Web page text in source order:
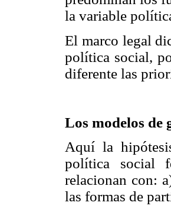
la variable
El marco legal
política social,
diferente las
Los modelos de
Aquí la
política social
relacionan con:
las formas de